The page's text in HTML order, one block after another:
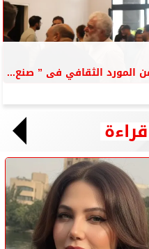
المورد الثقافي فى ” صنع...